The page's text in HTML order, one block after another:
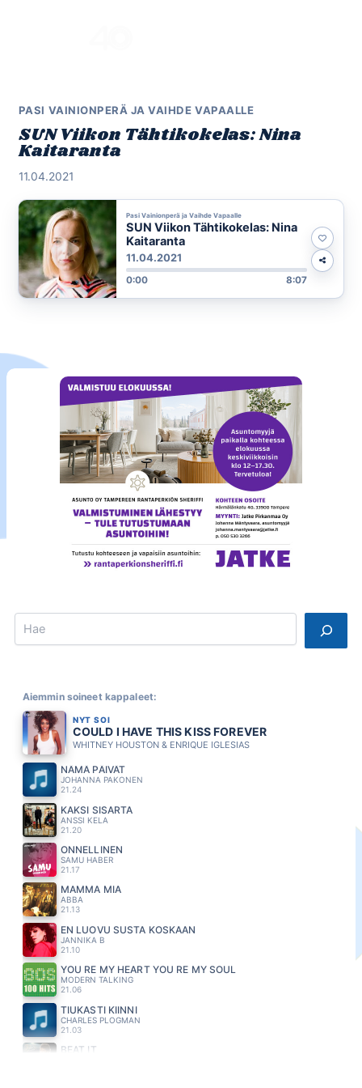
PASI VAINIONPERÄ JA VAIHDE VAPAALLE
SUN Viikon Tähtikokelas: Nina
Kaitaranta
11.04.2021
Pasi Vainionperä ja Vaihde Vapaalle
SUN Viikon Tähtikokelas: Nina
Kaitaranta
11.04.2021
0:00 8:07
Search
Aiemmin soineet kappaleet:
NYT SOI
COULD I HAVE THIS KISS FOREVER
WHITNEY HOUSTON & ENRIQUE IGLESIAS
NÄMÄ PÄIVÄT
JOHANNA PAKONEN
21.24
KAKSI SISARTA
ANSSI KELA
21.20
ONNELLINEN
SAMU HABER
21.17
MAMMA MIA
ABBA
21.13
EN LUOVU SUSTA KOSKAAN
JANNIKA B
21.10
YOU RE MY HEART YOU RE MY SOUL
MODERN TALKING
21.06
TIUKASTI KIINNI
CHARLES PLOGMAN
21.03
BEAT IT